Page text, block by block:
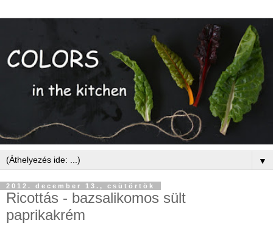
▼
2012. december 13., csütörtök
Ricottás - bazsalikomos sült
paprikakrém